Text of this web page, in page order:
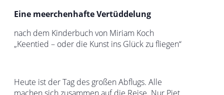
Eine meerchenhafte Vertüddelung
nach dem Kinderbuch von Miriam Koch
„Keentied – oder die Kunst ins Glück zu fliegen“
Heute ist der Tag des großen Abflugs. Alle